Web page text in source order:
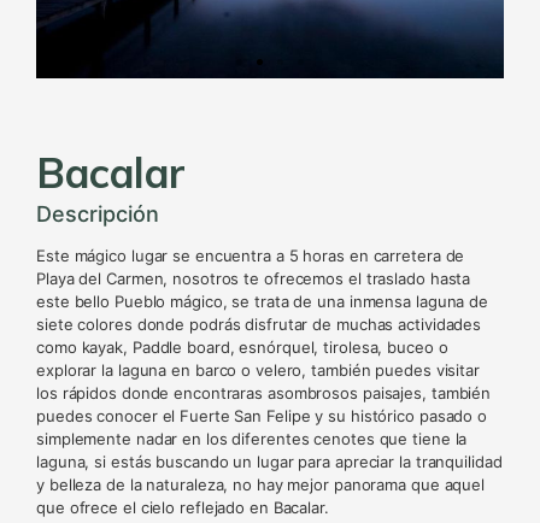
Bacalar
Descripción
Este mágico lugar se encuentra a 5 horas en carretera de
Playa del Carmen, nosotros te ofrecemos el traslado hasta
este bello Pueblo mágico, se trata de una inmensa laguna de
siete colores donde podrás disfrutar de muchas actividades
como kayak, Paddle board, esnórquel, tirolesa, buceo o
explorar la laguna en barco o velero, también puedes visitar
los rápidos donde encontraras asombrosos paisajes, también
puedes conocer el Fuerte San Felipe y su histórico pasado o
simplemente nadar en los diferentes cenotes que tiene la
laguna, si estás buscando un lugar para apreciar la tranquilidad
y belleza de la naturaleza, no hay mejor panorama que aquel
que ofrece el cielo reflejado en Bacalar.